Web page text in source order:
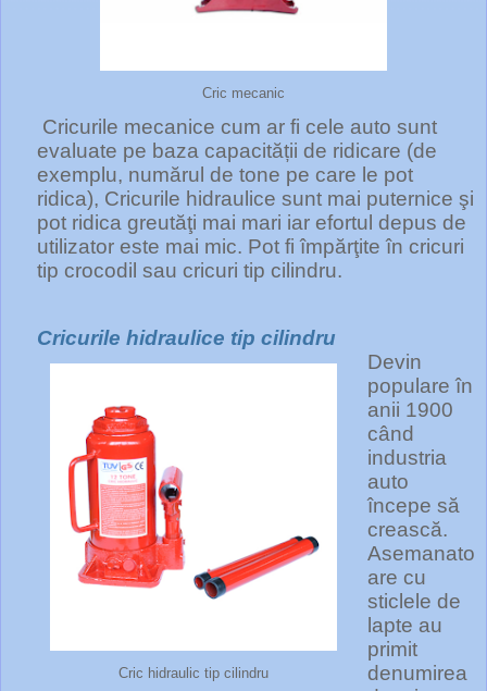
Cric mecanic
Cricurile mecanice cum ar fi cele auto sunt
evaluate pe baza capacității de ridicare (de
exemplu, numărul de tone pe care le pot
ridica), Cricurile hidraulice sunt mai puternice şi
pot ridica greutăţi mai mari iar efortul depus de
utilizator este mai mic. Pot fi împărţite în cricuri
tip crocodil sau cricuri tip cilindru.
Cricurile hidraulice tip cilindru
Cric hidraulic tip cilindru
Devin
populare în
anii 1900
când
industria
auto
începe să
crească.
Asemanato
are cu
sticlele de
lapte au
primit
denumirea